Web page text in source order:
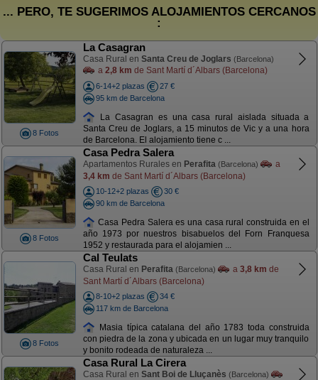
... PERO, TE SUGERIMOS ALOJAMIENTOS CERCANOS
:
8 Fotos
La Casagran
Casa Rural en Santa Creu de Joglars (Barcelona)
a 2,8 km de Sant Martí d´Albars (Barcelona)
6-14+2 plazas
27 €
95 km de Barcelona
La Casagran es una casa rural aislada situada a
Santa Creu de Joglars, a 15 minutos de Vic y a una hora
de Barcelona. El alojamiento tiene c ...
8 Fotos
Casa Pedra Salera
Apartamentos Rurales en Perafita (Barcelona)
a
3,4 km de Sant Martí d´Albars (Barcelona)
10-12+2 plazas
30 €
90 km de Barcelona
Casa Pedra Salera es una casa rural construida en el
año 1973 por nuestros bisabuelos del Forn Franquesa
1952 y restaurada para el alojamien ...
8 Fotos
Cal Teulats
Casa Rural en Perafita (Barcelona) a 3,8 km de
Sant Martí d´Albars (Barcelona)
8-10+2 plazas
34 €
117 km de Barcelona
Masia típica catalana del año 1783 toda construida
con piedra de la zona y ubicada en un lugar muy tranquilo
y bonito rodeada de naturaleza ...
Casa Rural La Cirera
Casa Rural en Sant Boi de Lluçanès (Barcelona)